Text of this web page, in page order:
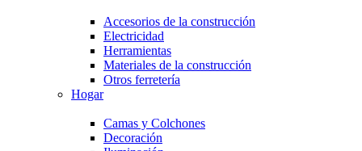
Accesorios de la construcción
Electricidad
Herramientas
Materiales de la construcción
Otros ferretería
Hogar
Camas y Colchones
Decoración